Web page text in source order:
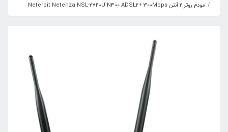
مودم روتر ۲ آنتن Neterbit Netenza NSL-2740U N300 ADSL2+ 300Mbps